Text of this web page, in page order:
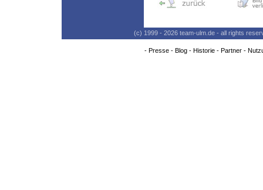
(c) 1999 - 2026 team-ulm.de - all rights
- Presse- Blog- Historie- Partner-